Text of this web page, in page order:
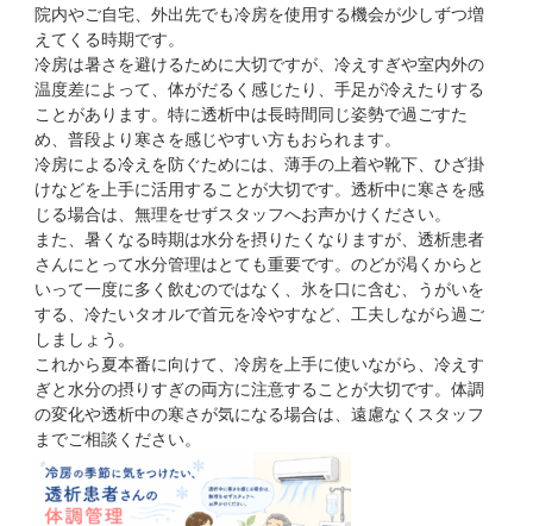
院内やご自宅、外出先でも冷房を使用する機会が少しずつ増
えてくる時期です。
冷房は暑さを避けるために大切ですが、冷えすぎや室内外の
温度差によって、体がだるく感じたり、手足が冷えたりする
ことがあります。特に透析中は長時間同じ姿勢で過ごすた
め、普段より寒さを感じやすい方もおられます。
冷房による冷えを防ぐためには、薄手の上着や靴下、ひざ掛
けなどを上手に活用することが大切です。透析中に寒さを感
じる場合は、無理をせずスタッフへお声かけください。
また、暑くなる時期は水分を摂りたくなりますが、透析患者
さんにとって水分管理はとても重要です。のどが渇くからと
いって一度に多く飲むのではなく、氷を口に含む、うがいを
する、冷たいタオルで首元を冷やすなど、工夫しながら過ご
しましょう。
これから夏本番に向けて、冷房を上手に使いながら、冷えす
ぎと水分の摂りすぎの両方に注意することが大切です。体調
の変化や透析中の寒さが気になる場合は、遠慮なくスタッフ
までご相談ください。